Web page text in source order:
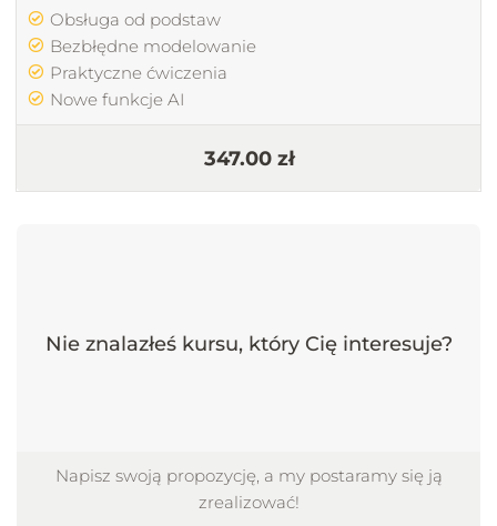
Obsługa od podstaw
Bezbłędne modelowanie
Praktyczne ćwiczenia
Nowe funkcje AI
347.00 zł
Nie znalazłeś kursu, który Cię interesuje?
Napisz swoją propozycję, a my postaramy się ją
zrealizować!